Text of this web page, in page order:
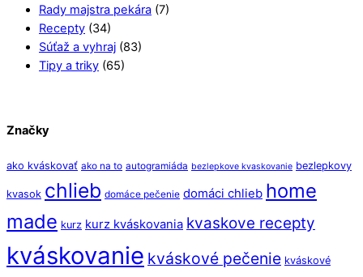
Rady majstra pekára (7)
Recepty (34)
Súťaž a vyhraj (83)
Tipy a triky (65)
Značky
ako kváskovať ako na to autogramiáda bezlepkove kvaskovanie bezlepkovy
kvasok chlieb domáce pečenie domáci chlieb home
made kurz kurz kváskovania kvaskove recepty
kváskovanie kváskové pečenie kváskové